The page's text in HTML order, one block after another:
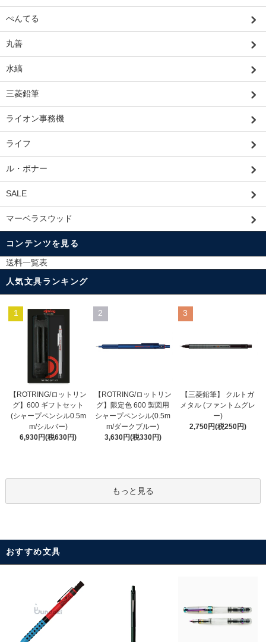
ぺんてる
丸善
水縞
三菱鉛筆
ライオン事務機
ライフ
ル・ボナー
SALE
マーベラスウッド
コンテンツを見る
送料一覧表
人気文具ランキング
1
【ROTRING/ロットリン
グ】600 ギフトセット
(シャープペンシル0.5m
m/シルバー)
6,930円(税630円)
2
【ROTRING/ロットリン
グ】限定色 600 製図用
シャープペンシル(0.5m
m/ダークブルー)
3,630円(税330円)
3
【三菱鉛筆】 クルトガ
メタル (ファントムグレ
ー)
2,750円(税250円)
もっと見る
おすすめ文具